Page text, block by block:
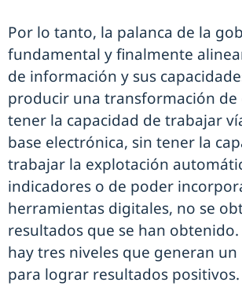
Por lo tanto, la palanca de la
fundamental y finalmente
de información y sus
producir una transformación de
tener la capacidad de trabajar
base electrónica, sin tener la
trabajar la explotación
indicadores o de poder
herramientas digitales, no se
resultados que se han
hay tres niveles que generan
para lograr resultados positivos.